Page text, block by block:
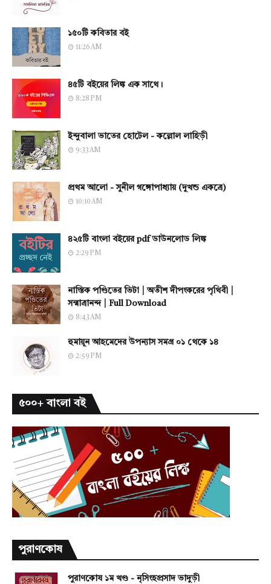
১৫০টি কবিতার বই
11:26 AM
৪৫টি বইয়ের লিঙ্ক এক সাথে।
8:28 PM
ইন্দুবালা ভাতের হোটেল - কল্লোল লাহিড়ী
9:33 AM
প্রথম আলো - সুনীল গঙ্গোপাধ্যায় (দুখন্ড একত্রে)
10:10 AM
৪২৫টি বাংলা বইয়ের pdf ডাউনলোড লিঙ্ক
2:29 PM
নাস্তিক পণ্ডিতের ভিটা | অতীশ দীপংকরের পৃথিবী |
সন্মাত্রানন্দ | Full Download
8:43 AM
হুমায়ূন আহমেদের উপন্যাস সমগ্র ০১ থেকে ১৪
2:59 PM
৫০০+ বাংলা বই
পুরাণকোষ
পুরাণকোষ ১ম খণ্ড - নৃসিংহপ্রসাদ ভাদুড়ী